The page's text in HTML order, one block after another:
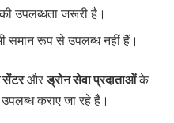
उपलब्धता जरूरी है।
समान रूप से उपलब्ध नहीं हैं।
सेंटरऔरड्रोन सेवा प्रदाताओंके
कराए जा रहे हैं।